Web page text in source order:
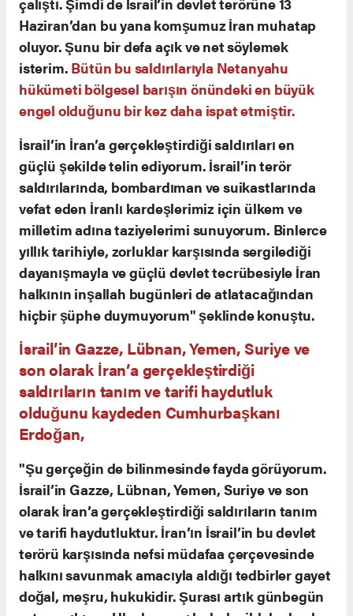
Haziran’dan bu yana komşumuz İran muhatap
oluyor. Şunu bir defa açık ve net söylemek
isterim. Bütün bu saldırılarıyla Netanyahu
hükümeti bölgesel barışın önündeki en büyük
engel olduğunu bir kez daha ispat etmiştir.
İsrail’in İran’a gerçekleştirdiği saldırıları en
güçlü şekilde telin ediyorum. İsrail’in terör
saldırılarında, bombardıman ve suikastlarında
vefat eden İranlı kardeşlerimiz için ülkem ve
milletim adına taziyelerimi sunuyorum. Binlerce
yıllık tarihiyle, zorluklar karşısında sergilediği
dayanışmayla ve güçlü devlet tecrübesiyle İran
halkının inşallah bugünleri de atlatacağından
hiçbir şüphe duymuyorum" şeklinde konuştu.
İsrail’in Gazze, Lübnan, Yemen, Suriye ve
son olarak İran’a gerçekleştirdiği
saldırıların tanım ve tarifi haydutluk
olduğunu kaydeden Cumhurbaşkanı
Erdoğan,
"Şu gerçeğin de bilinmesinde fayda görüyorum.
İsrail’in Gazze, Lübnan, Yemen, Suriye ve son
olarak İran’a gerçekleştirdiği saldırıların tanım
ve tarifi haydutluktur. İran’ın İsrail’in bu devlet
terörü karşısında nefsi müdafaa çerçevesinde
halkını savunmak amacıyla aldığı tedbirler gayet
doğal, meşru, hukukidir. Şurası artık günbegün